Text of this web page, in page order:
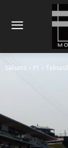
Sākums F1